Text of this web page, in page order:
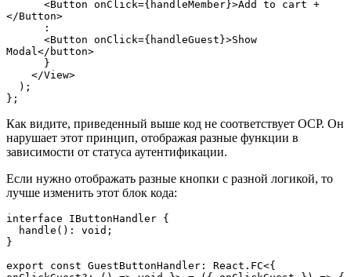
</Button>
      :
Modal</button>
      }
    </View>
  );
};
Как видите, приведенный выше код не соответствует OCP. Он
нарушает этот принцип, отображая разные функции в
зависимости от статуса аутентификации.
Если нужно отображать разные кнопки с разной логикой, то
лучше изменить этот блок кода:
interface IButtonHandler {
  handle(): void;
}
export const GuestButtonHandler: React.FC<{